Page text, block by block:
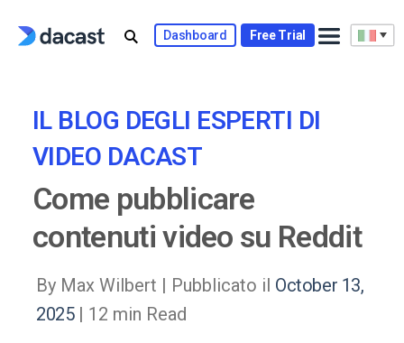
Dashboard Free Trial
IL BLOG DEGLI ESPERTI DI
VIDEO DACAST
Come pubblicare
contenuti video su Reddit
By Max Wilbert | Pubblicato il October 13,
2025| 12 min Read